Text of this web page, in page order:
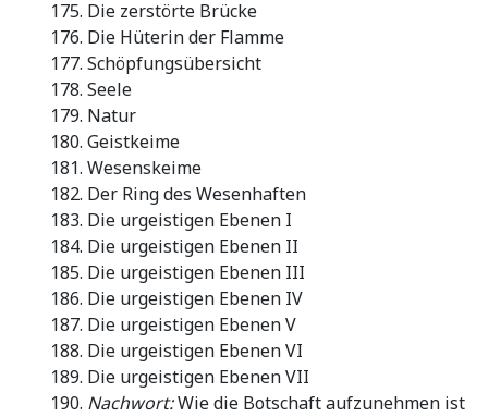
Die zerstörte Brücke
Die Hüterin der Flamme
Schöpfungsübersicht
Seele
Natur
Geistkeime
Wesenskeime
Der Ring des Wesenhaften
Die urgeistigen Ebenen I
Die urgeistigen Ebenen II
Die urgeistigen Ebenen III
Die urgeistigen Ebenen IV
Die urgeistigen Ebenen V
Die urgeistigen Ebenen VI
Die urgeistigen Ebenen VII
Nachwort:Wie die Botschaft aufzunehmen ist